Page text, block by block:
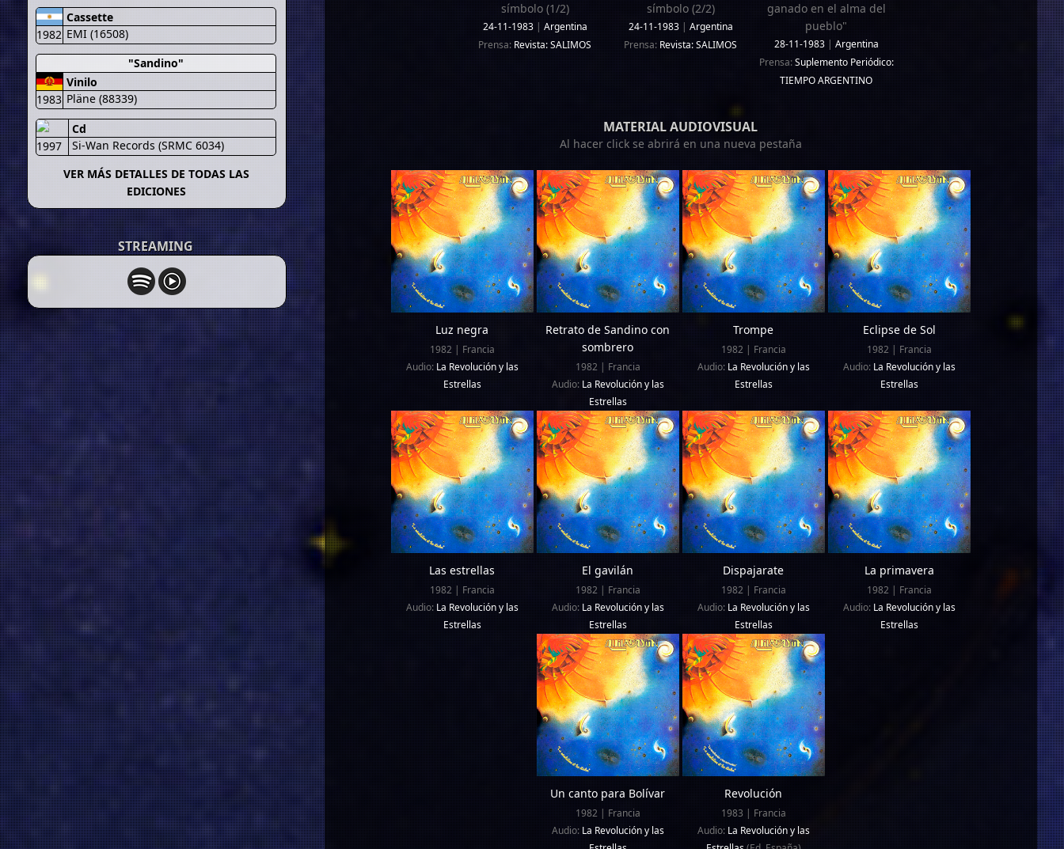
1982
Cassette
EMI (16508)
"Sandino"
1983
Vinilo
Pläne (88339)
1997
Cd
Si-Wan Records (SRMC 6034)
VER MÁS DETALLES DE TODAS LAS
EDICIONES
STREAMING
símbolo (1/2)
24-11-1983| Argentina
Prensa: Revista: SALIMOS
símbolo (2/2)
24-11-1983| Argentina
Prensa: Revista: SALIMOS
ganado en el alma del
pueblo"
28-11-1983| Argentina
Prensa:Suplemento Periódico:
TIEMPO ARGENTINO
MATERIAL AUDIOVISUAL
Al hacer click se abrirá en una nueva pestaña
Luz negra
1982 | Francia
Audio:La Revolución y las
Estrellas
Retrato de Sandino con
sombrero
1982 | Francia
Audio:La Revolución y las
Estrellas
Trompe
1982 | Francia
Audio: La Revolución y las
Estrellas
Eclipse de Sol
1982 | Francia
Audio:La Revolución y las
Estrellas
Las estrellas
1982 | Francia
Audio: La Revolución y las
Estrellas
El gavilán
1982 | Francia
Audio:La Revolución y las
Estrellas
Dispajarate
1982 | Francia
Audio: La Revolución y las
Estrellas
La primavera
1982 | Francia
Audio: La Revolución y las
Estrellas
Un canto para Bolívar
1982 | Francia
Audio: La Revolución y las
Revolución
1983 | Francia
Audio: La Revolución y las